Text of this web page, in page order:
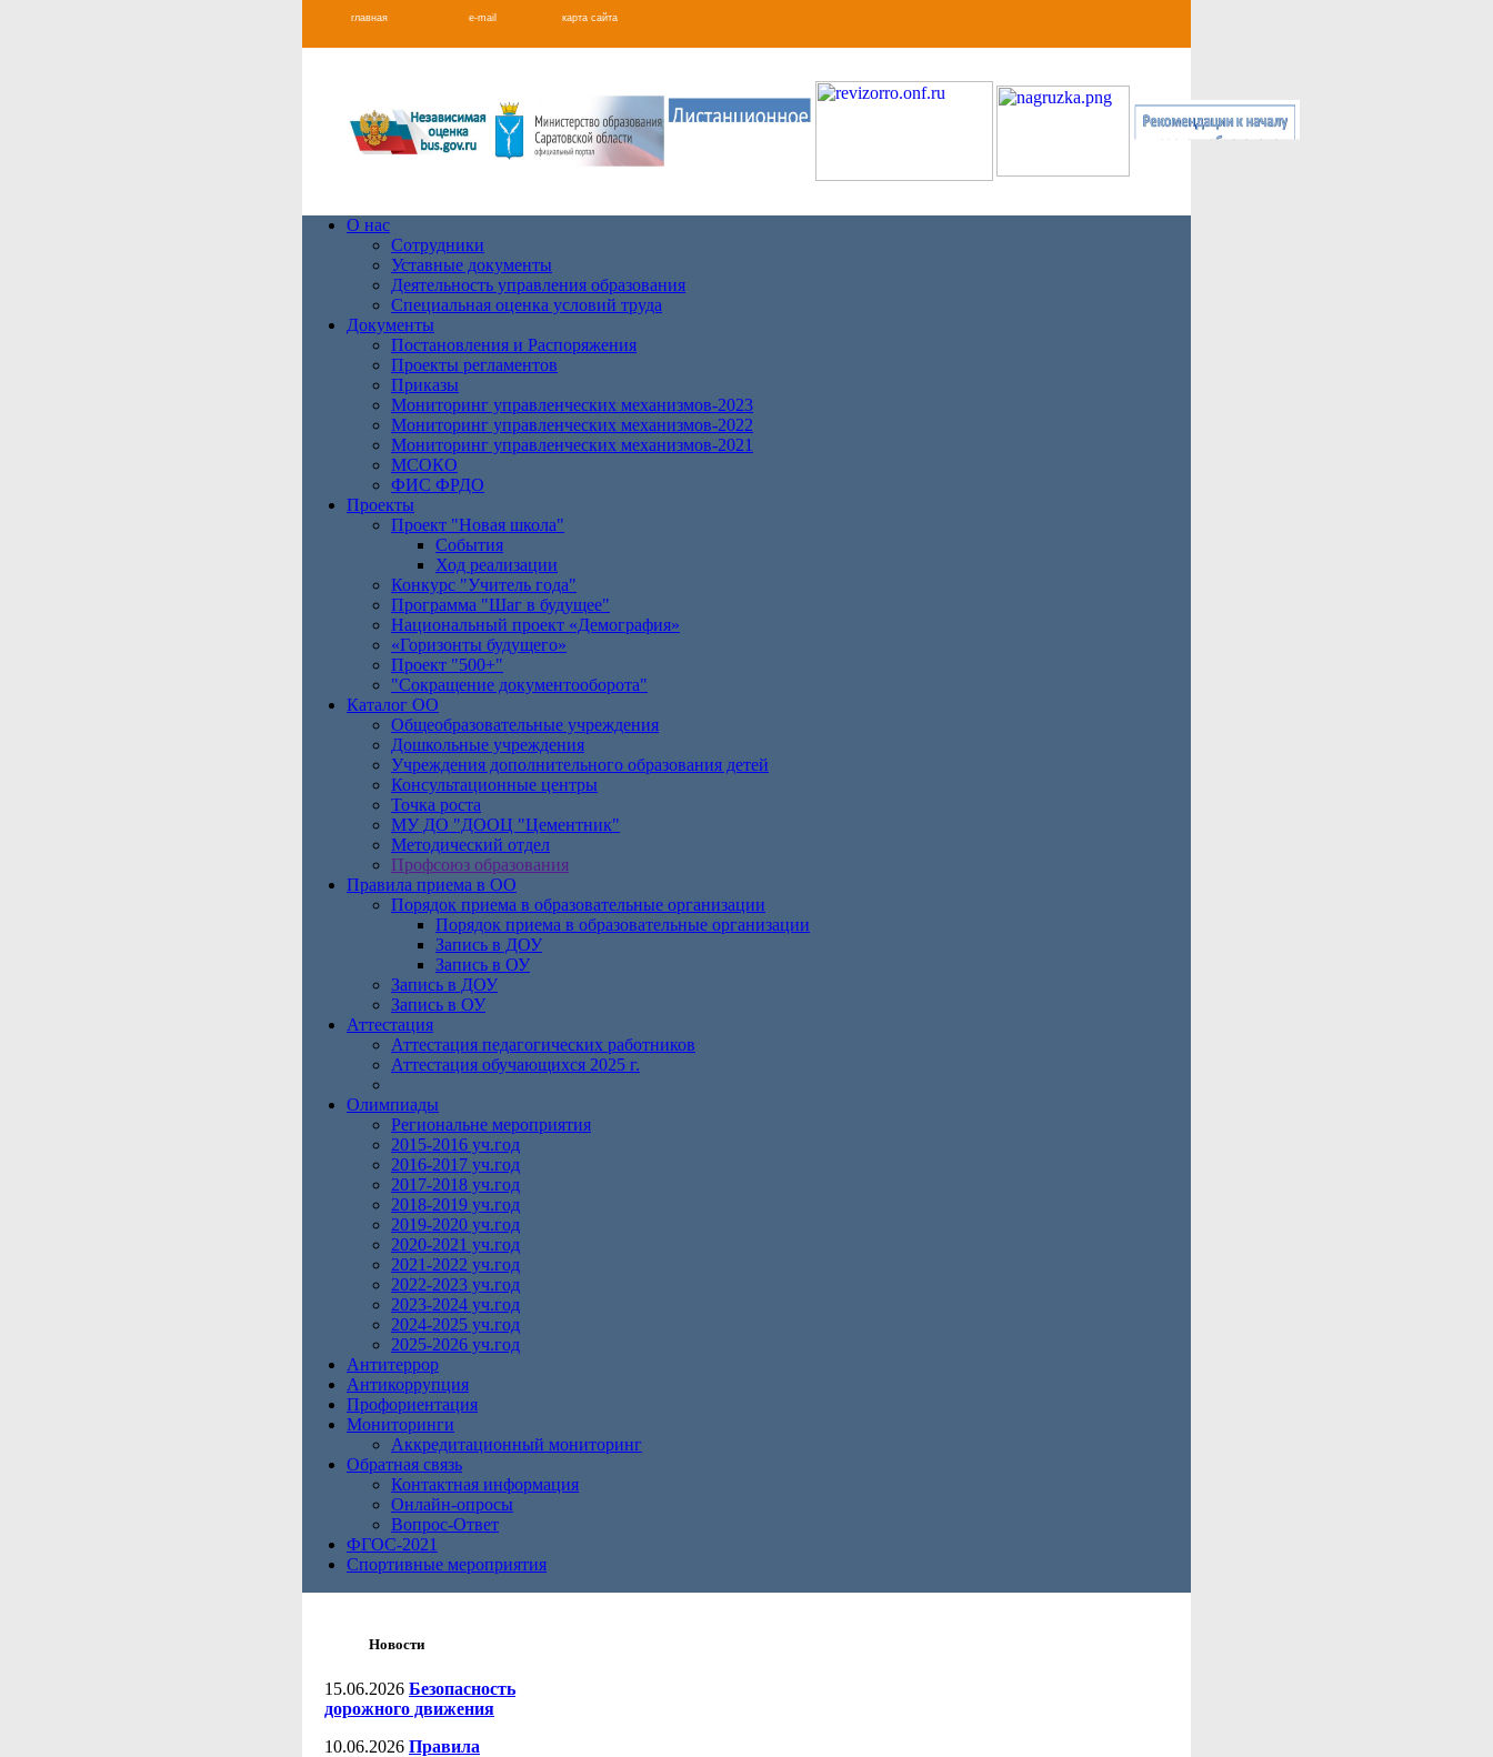
главная e-mail карта сайта
О нас
Сотрудники
Уставные документы
Деятельность управления образования
Специальная оценка условий труда
Документы
Постановления и Распоряжения
Проекты регламентов
Приказы
Мониторинг управленческих механизмов-2023
Мониторинг управленческих механизмов-2022
Мониторинг управленческих механизмов-2021
МСОКО
ФИС ФРДО
Проекты
Проект "Новая школа"
События
Ход реализации
Конкурс "Учитель года"
Программа "Шаг в будущее"
Национальный проект «Демография»
«Горизонты будущего»
Проект "500+"
"Сокращение документооборота"
Каталог ОО
Общеобразовательные учреждения
Дошкольные учреждения
Учреждения дополнительного образования детей
Консультационные центры
Точка роста
МУ ДО "ДООЦ "Цементник"
Методический отдел
Профсоюз образования
Правила приема в ОО
Порядок приема в образовательные организации
Порядок приема в образовательные организации
Запись в ДОУ
Запись в ОУ
Запись в ДОУ
Запись в ОУ
Аттестация
Аттестация педагогических работников
Аттестация обучающихся 2025 г.
Олимпиады
Региональне мероприятия
2015-2016 уч.год
2016-2017 уч.год
2017-2018 уч.год
2018-2019 уч.год
2019-2020 уч.год
2020-2021 уч.год
2021-2022 уч.год
2022-2023 уч.год
2023-2024 уч.год
2024-2025 уч.год
2025-2026 уч.год
Антитеррор
Антикоррупция
Профориентация
Мониторинги
Аккредитационный мониторинг
Обратная связь
Контактная информация
Онлайн-опросы
Вопрос-Ответ
ФГОС-2021
Спортивные мероприятия
Новости
15.06.2026 Безопасность
дорожного движения
10.06.2026 Правила